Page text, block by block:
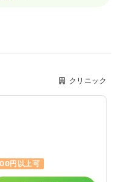
クリニック
円以上可